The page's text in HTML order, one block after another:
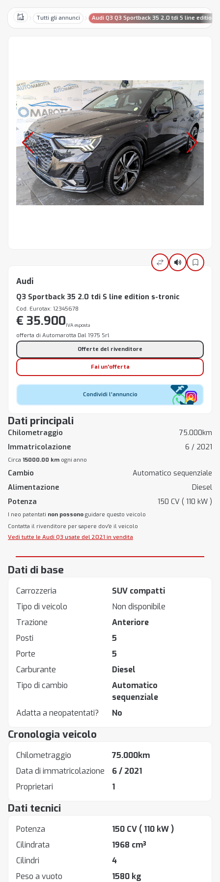
HomeTutti gli annunci Audi Q3 Q3 Sportback 35 2.0 tdi S line edition
Dati principali
Chilometraggio
75.000km
Immatricolazione
6 / 2021
Circa 15000.00 km ogni anno
Cambio
Automatico sequenziale
Alimentazione
Diesel
Potenza
150 CV ( 110 kW )
I neo patentati non possono guidare questo veicolo
Contatta il rivenditore per sapere dov'è il veicolo
Vedi tutte le Audi Q3 usate del 2021 in vendita
Audi
Q3 Sportback 35 2.0 tdi S line edition s-tronic
Cod. Eurotax: 12345678
€ 35.900IVA esposta
offerta di Automarotta Dal 1975 Srl
Offerte del rivenditore
Fai un'offerta
Condividi l'annuncio
Dati di base
Carrozzeria
SUV compatti
Tipo di veicolo
Non disponibile
Trazione
Anteriore
Posti
5
Porte
5
Carburante
Diesel
Tipo di cambio
Automatico
sequenziale
Adatta a neopatentati?
No
Cronologia veicolo
Chilometraggio
75.000km
Data di immatricolazione
6 / 2021
Proprietari
1
Dati tecnici
Potenza 150 CV ( 110 kW )
Cilindrata
1968 cm³
Cilindri
4
Peso a vuoto
1580 kg